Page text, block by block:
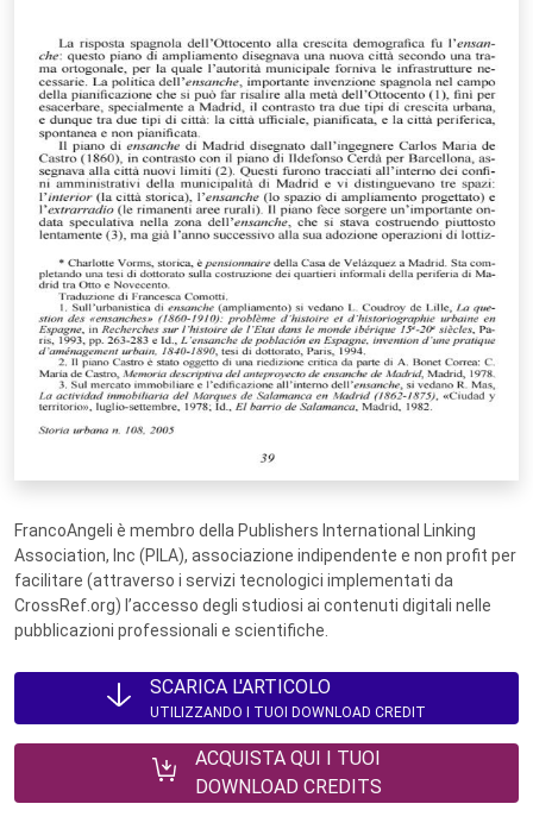
FrancoAngeli è membro della Publishers International Linking
Association, Inc (PILA), associazione indipendente e non profit per
facilitare (attraverso i servizi tecnologici implementati da
CrossRef.org) l’accesso degli studiosi ai contenuti digitali nelle
pubblicazioni professionali e scientifiche.
SCARICA L'ARTICOLO
UTILIZZANDO I TUOI DOWNLOAD CREDIT
ACQUISTA QUI I TUOI
DOWNLOAD CREDITS